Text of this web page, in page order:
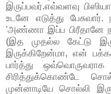
இருப்பவர்.எவ்வளவு
உடனே எடுத்து பேசுவார்.
'அண்ணா இப்ப பிரீதானே
(இத முதல்ல கேட்டு
இருக்கிறேன்மா, என்
பார்த்து ஒவ்வொருவராக
சிரித்துக்கொண்டே
முன்னாடியே சொல்லி